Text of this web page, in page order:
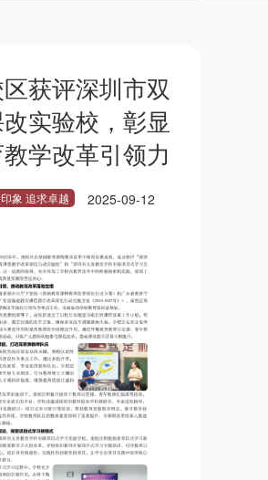
获评深圳市双
实验校，彰显
学改革引领力
象 追求卓越 2025-09-12